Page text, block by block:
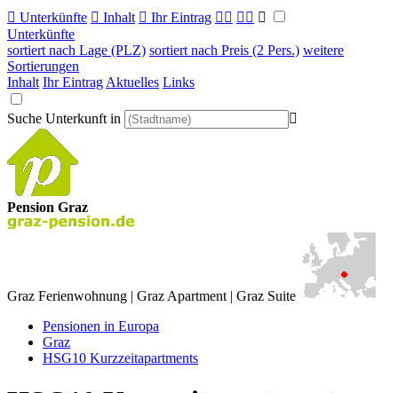
 Unterkünfte  Inhalt  Ihr Eintrag   
Unterkünfte
sortiert nach Lage (PLZ) sortiert nach Preis (2 Pers.) weitere
Sortierungen
Inhalt Ihr Eintrag Aktuelles Links
Suche Unterkunft in 
Pension Graz
Graz Ferienwohnung | Graz Apartment | Graz Suite
Pensionen in Europa
Graz
HSG10 Kurzzeitapartments